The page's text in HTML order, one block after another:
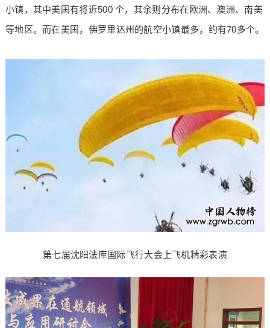
小镇，其中美国有将近500 个，其余则分布在欧洲、澳洲、南美
等地区。而在美国，佛罗里达州的航空小镇最多，约有70多个。
第七届沈阳法库国际飞行大会上飞机精彩表演